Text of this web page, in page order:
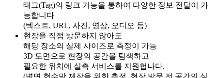
태그(Tag)의 링크 기능을 통하여 다양한 정보 전달이 가
능합니다
(텍스트, URL, 사진, 영상, 오디오 등)
현장을 직접 방문하지 않아도
해당 장소의 실제 사이즈로 측정이 가능
3D 도면으로 현장의 공간을 탐색하고
필요한 위치에 실측 서비스를 지원헙나다.